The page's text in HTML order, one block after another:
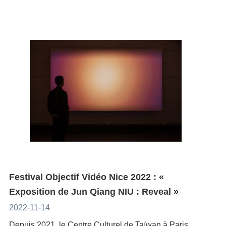
Chaillot Expérience)19h35 : performance "Beings" de
WANG Yeu-Kwn20h35 : déambulation avec la
Bulayeraung Dance Company20h45 : performance
Les Petites Choses Productions21h : DJ set Les
Gordonsen continu : exposition photographique
“Danse ce monde” de Dominique Shine -
12-octobre-chaillot-experience-2-taiwan11h : atelier
Taichi Chuan11h : séances de massage avec
Stéphane Gargui12h : projection du documentaire
des deux artistes Jun-Jieh Wang et Chun-Yi Chang, et
voir que les jeunes générations de Taïwan exposent
leurs talents à l’étranger, à travers différents moyens :
audiovisuel, installations, peinture, photographie, etc.
Cette année, ces manières de présenter les désirs,
derrière les images démontrent la vitalité de la
Manuel Rivera-Ortiz vise à encourager des artistes
une nouvelle vision du monde. En récompensant le
dévouement et la détermination des photographes et
permis à un public international de découvrir la
riche culture. Le Festival Travelling fait participer les
établissements scolaires de Bretagne, en menant des
débats dans des écoles primaires, collèges et
universités. Hu Ching-Fang félicite ces actions qui
permettent à un large public d'appréhender Taiwan,
exprimé sa joie de voir le cinéma taiwanais se
propager à l'international, faisant découvrir au monde
la riche connotation des films taïwanais et la beauté
de Taiwan et de Taipei.De plus, le festival a co-
Black Movie.Avec Arrêt sur images taïwanaises, Le
Festival international de films indépendants Black
tourne autour de la projection de 15 films répartis en
trois thèmes. On retrouve six films de Tsai Ming-Liang
dans le thème dédié à sa rétrospective : The River
(1997), Stray Dogs (2013), Days (2020), The Night
俠), films d’arts martiaux taïwanais. Trois films seront
présentés : Goodbye Dragon Inn de Tsai Ming-Liang
(2003), Dragon Inn de King Hu (1967) et A City called
Heterogeneous Plant Symbiosis" (Focus Taiwan -
générations différentes : Chuan-Lun Wu, Che-Hsi Kuo
et Cheng-Tang Hsu. Cette exposition se déroule en
parallèle des Rencontres d'Arles 2023.En réponse à
la lumière faite sur les l’écologie par le festival cette
différents pays sont invités à exposer. Parmi les trois
invités taiwanais, on retrouve Che-Hsi Kuo avec
Festival Objectif Vidéo Nice 2022 : «
Exposition de Jun Qiang NIU : Reveal »
2022-11-14